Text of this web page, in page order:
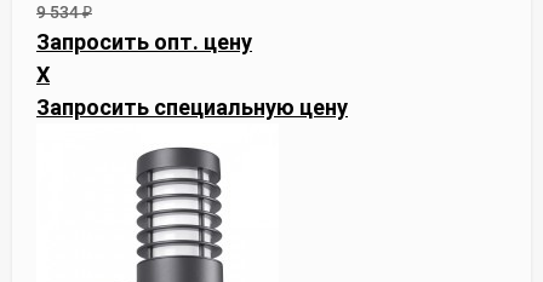
9 534₽
Запросить опт. цену
X
Запросить специальную цену